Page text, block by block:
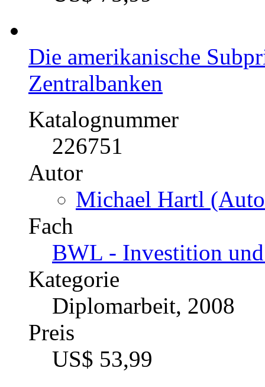
Die amerikanische
Zentralbanken
Katalognummer
226751
Autor
Michael Hartl
Fach
BWL - Investition
Kategorie
Diplomarbeit, 2008
Preis
US$ 53,99